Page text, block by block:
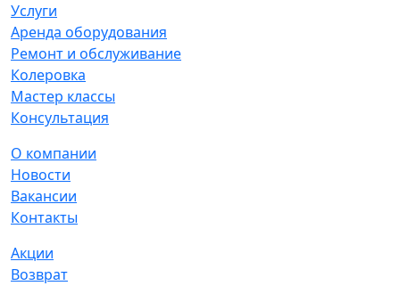
Услуги
Аренда оборудования
Ремонт и обслуживание
Колеровка
Мастер классы
Консультация
О компании
Новости
Вакансии
Контакты
Акции
Возврат